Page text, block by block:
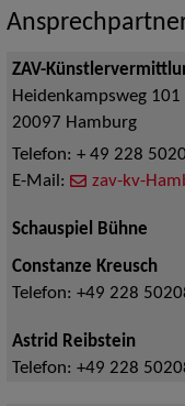
ZAV-
Heidenkampsweg 101
20097 Hamburg
Telefon: + 49 228
E-Mail:
zav-kv-
Schauspiel Bühne
Constanze Kreusch
Telefon: +49 228
Astrid Reibstein
Telefon: +49 228